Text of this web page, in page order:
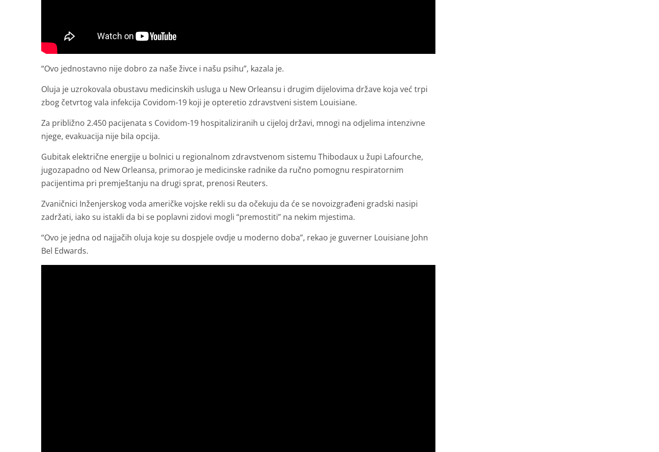
“Ovo jednostavno nije dobro za naše živce i našu psihu”, kazala je.
Oluja je uzrokovala obustavu medicinskih usluga u New Orleansu i drugim dijelovima države koja već trpi
zbog četvrtog vala infekcija Covidom-19 koji je opteretio zdravstveni sistem Louisiane.
Za približno 2.450 pacijenata s Covidom-19 hospitaliziranih u cijeloj državi, mnogi na odjelima intenzivne
njege, evakuacija nije bila opcija.
Gubitak električne energije u bolnici u regionalnom zdravstvenom sistemu Thibodaux u župi Lafourche,
jugozapadno od New Orleansa, primorao je medicinske radnike da ručno pomognu respiratornim
pacijentima pri premještanju na drugi sprat, prenosi Reuters.
Zvaničnici Inženjerskog voda američke vojske rekli su da očekuju da će se novoizgrađeni gradski nasipi
zadržati, iako su istakli da bi se poplavni zidovi mogli “premostiti” na nekim mjestima.
“Ovo je jedna od najjačih oluja koje su dospjele ovdje u moderno doba”, rekao je guverner Louisiane John
Bel Edwards.